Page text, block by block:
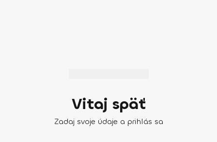
Vitaj späť
Zadaj svoje údaje a prihlás sa